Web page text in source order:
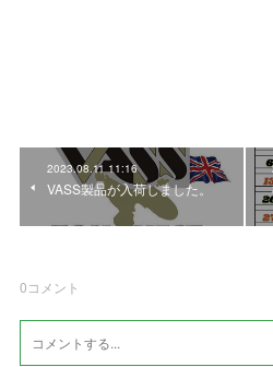
2023.08.11 11:16
VASS製品が入荷しました。
0コメント